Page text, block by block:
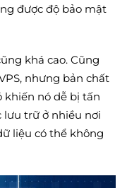
được độ bảo mật
khá cao. Cũng
nhưng bản chất
khiến nó dễ bị tấn
lưu trữ ở nhiều nơi
liệu có thể không